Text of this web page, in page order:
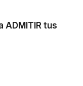
ADMITIR tus